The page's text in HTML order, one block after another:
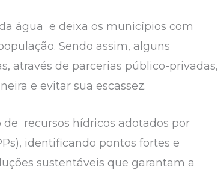
água e deixa os municípios com
Sendo assim, alguns
através de parcerias público-privadas,
e evitar sua escassez.
de recursos hídricos adotados por
identificando pontos fortes e
sustentáveis que garantam a